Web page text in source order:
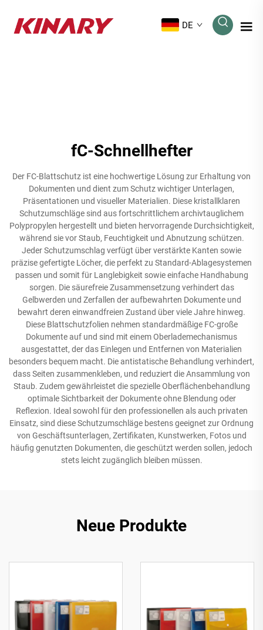
DE
fC-Schnellhefter
Der FC-Blattschutz ist eine hochwertige Lösung zur Erhaltung von
Dokumenten und dient zum Schutz wichtiger Unterlagen,
Präsentationen und visueller Materialien. Diese kristallklaren
Schutzumschläge sind aus fortschrittlichem archivtauglichem
Polypropylen hergestellt und bieten hervorragende Durchsichtigkeit,
während sie vor Staub, Feuchtigkeit und Abnutzung schützen.
Jeder Schutzumschlag verfügt über verstärkte Kanten sowie
präzise gefertigte Löcher, die perfekt zu Standard-Ablagesystemen
passen und somit für Langlebigkeit sowie einfache Handhabung
sorgen. Die säurefreie Zusammensetzung verhindert das
Gelbwerden und Zerfallen der aufbewahrten Dokumente und
bewahrt deren einwandfreien Zustand über viele Jahre hinweg.
Diese Blattschutzfolien nehmen standardmäßige FC-große
Dokumente auf und sind mit einem Oberlademechanismus
ausgestattet, der das Einlegen und Entfernen von Materialien
besonders bequem macht. Die antistatische Behandlung verhindert,
dass Seiten zusammenkleben, und reduziert die Ansammlung von
Staub. Zudem gewährleistet die spezielle Oberflächenbehandlung
optimale Sichtbarkeit der Dokumente ohne Blendung oder
Reflexion. Ideal sowohl für den professionellen als auch privaten
Einsatz, sind diese Schutzumschläge bestens geeignet zur Ordnung
von Geschäftsunterlagen, Zertifikaten, Kunstwerken, Fotos und
häufig genutzten Dokumenten, die geschützt werden sollen, jedoch
stets leicht zugänglich bleiben müssen.
Neue Produkte